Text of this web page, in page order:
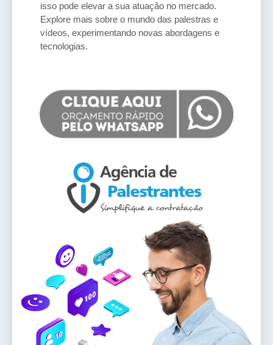
isso pode elevar a sua atuação no mercado.
Explore mais sobre o mundo das palestras e
vídeos, experimentando novas abordagens e
tecnologias.